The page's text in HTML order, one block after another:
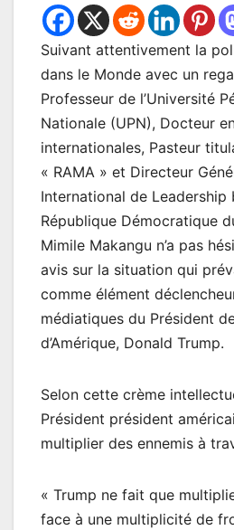
Suivant attentivement la
dans le Monde avec un
Professeur de l’Université
Nationale (UPN), Docteur
internationales, Pasteur
« RAMA » et Directeur
International de Leadership
République Démocratique
Mimile Makangu n’a pas
avis sur la situation qui
comme élément
médiatiques du Président
d’Amérique, Donald Trump.
Selon cette crème
Président président
multiplier des ennemis à
« Trump ne fait que
face à une multiplicité de